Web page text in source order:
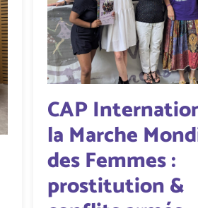
CAP
la Marche
des Femmes :
prostitution &